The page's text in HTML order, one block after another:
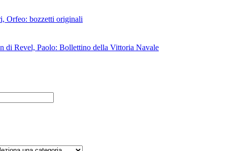
Orfeo: bozzetti originali
di Revel, Paolo: Bollettino della Vittoria Navale